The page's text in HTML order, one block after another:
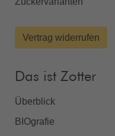
Vertrag widerrufen
Das ist Zotter
Überblick
BIOgrafie